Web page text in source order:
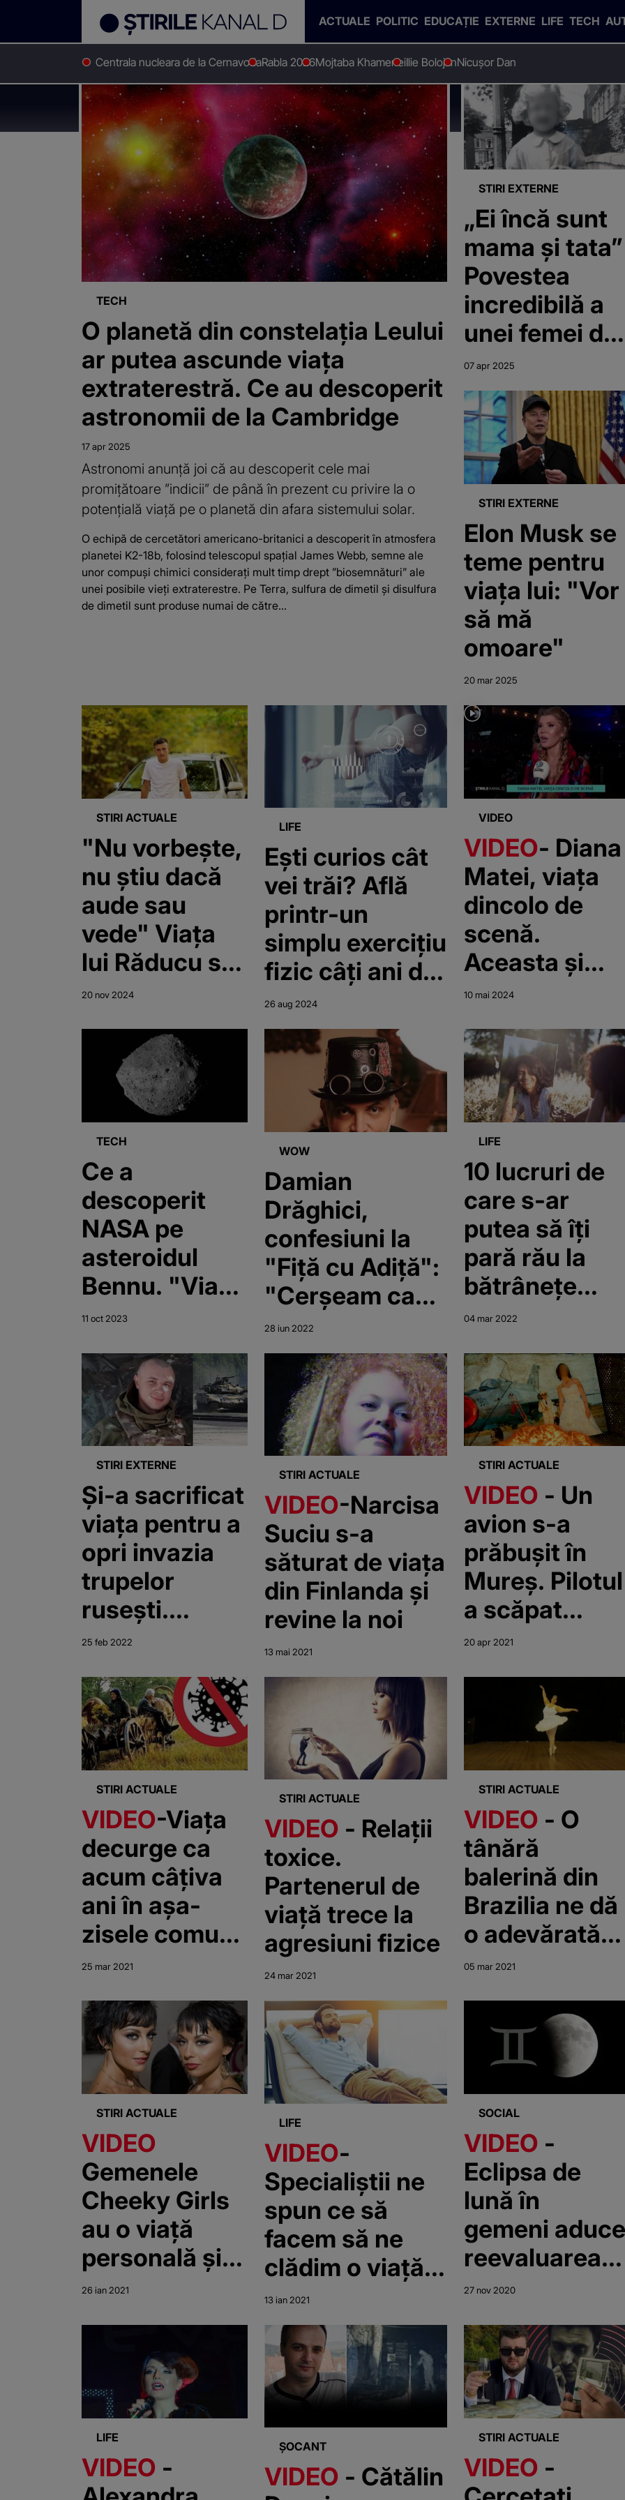
ACTUALE POLITIC EDUCAȚIE EXTERNE LIFE TECH
Centrala nucleara de la CernavodaRabla 2026Mojtaba KhameneiIlie BolojanNicușor Dan
Stirile Kanal D Viata
Știri despre"Viata"
TECH
O planetă din constelaţia Leului
ar putea ascunde viața
extraterestră. Ce au descoperit
astronomii de la Cambridge
17 apr 2025
Astronomi anunţă joi că au descoperit cele mai
promiţătoare ”indicii” de până în prezent cu privire la o
potenţială viaţă pe o planetă din afara sistemului solar.
O echipă de cercetători americano-britanici a descoperit în atmosfera
planetei K2-18b, folosind telescopul spaţial James Webb, semne ale
unor compuşi chimici consideraţi mult timp drept ”biosemnături” ale
unei posibile vieţi extraterestre. Pe Terra, sulfura de dimetil şi disulfura
de dimetil sunt produse numai de către...
STIRI EXTERNE
„Ei încă sunt
mama și tata”
Povestea
incredibilă a
unei femei de
70 de ani care
a aflat că a
fost
schimbată la
naștere. Cum
i s-a
viața după ce
a aflat
adevărul
07 apr 2025
STIRI EXTERNE
Elon Musk se
teme pentru
viața lui: "Vor
să mă
omoare"
20 mar 2025
STIRI ACTUALE
"Nu vorbește,
nu știu dacă
aude sau
vede" Viața
lui Răducu s-a
schimbat
ce a fost
implicat într-
un accident.
Tânărul de 18
ani a fost lovit
în plin de o
mașină
20 nov 2024
LIFE
Ești curios cât
vei trăi? Află
printr-un
simplu exercițiu
fizic câți ani de
viață mai ai
26 aug 2024
VIDEO
VIDEO- Diana
Matei, viața
dincolo de
scenă.
Aceasta și
soțul său au o
care a trecut
cu brio testul
timpului
10 mai 2024
TECH
Ce a
descoperit
NASA pe
asteroidul
Bennu. "Viața
provine din
cosmic"
11 oct 2023
WOW
Damian
Drăghici,
confesiuni la
"Fiță cu Adiță":
"Cerșeam ca
să
supraviețuiesc"
28 iun 2022
LIFE
10 lucruri de
care s-ar
putea să îți
pară rău la
bătrânețe
dacă nu le
04 mar 2022
STIRI EXTERNE
Și-a sacrificat
viața pentru a
opri invazia
trupelor
rusești.
Gestul
al unui inginer
ucrainean
25 feb 2022
STIRI ACTUALE
VIDEO-Narcisa
Suciu s-a
săturat de viața
din Finlanda și
revine la noi
13 mai 2021
STIRI ACTUALE
VIDEO - Un
avion s-a
prăbușit în
Mureș. Pilotul
a scăpat
miraculos cu
20 apr 2021
STIRI ACTUALE
VIDEO-Viața
decurge ca
acum câțiva
ani în așa-
zisele comune
fără COVID
25 mar 2021
STIRI ACTUALE
VIDEO - Relații
toxice.
Partenerul de
viață trece la
agresiuni fizice
24 mar 2021
STIRI ACTUALE
VIDEO - O
tânără
balerină din
Brazilia ne dă
o adevărată
lecție de viață
05 mar 2021
STIRI ACTUALE
VIDEO
Gemenele
Cheeky Girls
au o viață
personală și
profesională
26 ian 2021
LIFE
VIDEO-
Specialiștii ne
spun ce să
facem să ne
clădim o viață
fără griji
13 ian 2021
SOCIAL
VIDEO -
Eclipsa de
lună în
gemeni aduce
reevaluarea
modului de
27 nov 2020
LIFE
VIDEO -
ȘOCANT
VIDEO - Cătălin
STIRI ACTUALE
VIDEO -